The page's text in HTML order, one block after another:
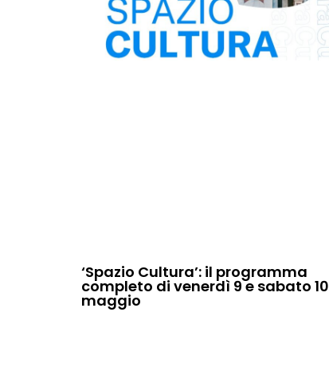
‘Spazio Cultura’: il programma
completo di venerdì 9 e sabato 10
maggio